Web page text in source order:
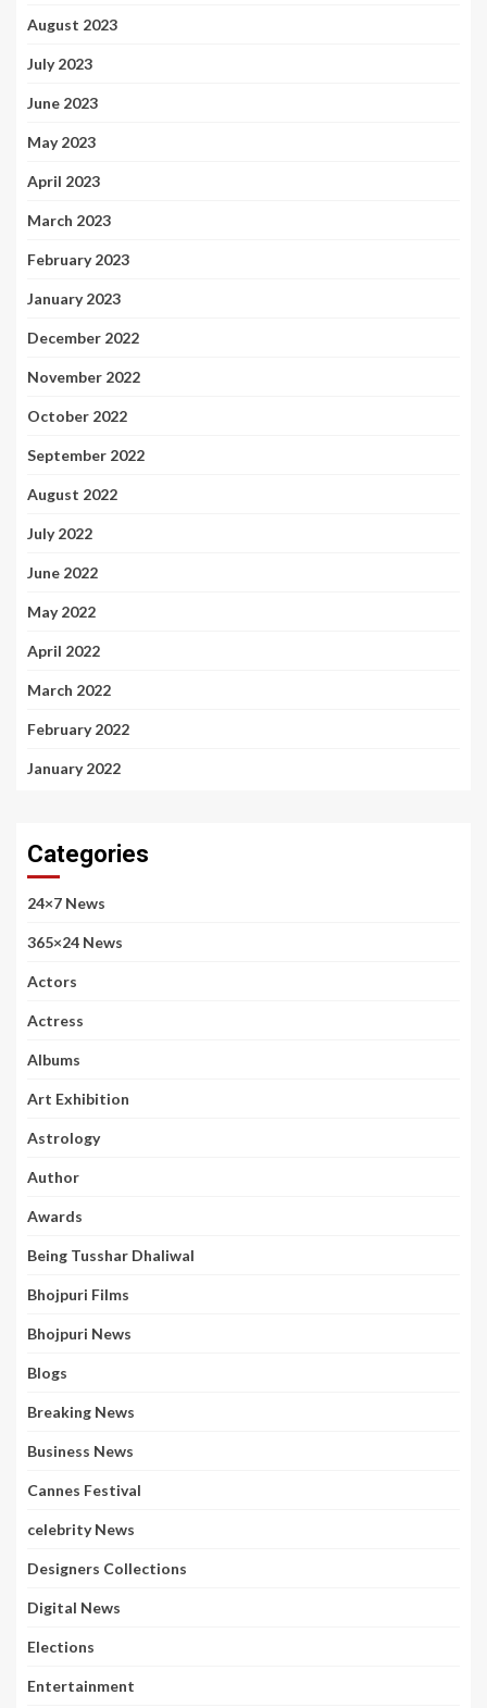
August 2023
July 2023
June 2023
May 2023
April 2023
March 2023
February 2023
January 2023
December 2022
November 2022
October 2022
September 2022
August 2022
July 2022
June 2022
May 2022
April 2022
March 2022
February 2022
January 2022
Categories
24×7 News
365×24 News
Actors
Actress
Albums
Art Exhibition
Astrology
Author
Awards
Being Tusshar Dhaliwal
Bhojpuri Films
Bhojpuri News
Blogs
Breaking News
Business News
Cannes Festival
celebrity News
Designers Collections
Digital News
Elections
Entertainment